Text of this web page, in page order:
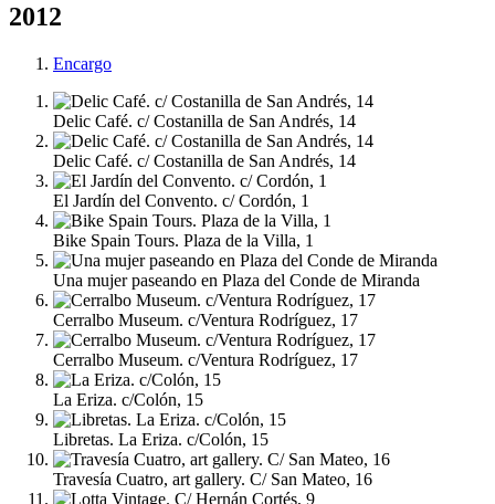
2012
Encargo
Delic Café. c/ Costanilla de San Andrés, 14
Delic Café. c/ Costanilla de San Andrés, 14
El Jardín del Convento. c/ Cordón, 1
Bike Spain Tours. Plaza de la Villa, 1
Una mujer paseando en Plaza del Conde de Miranda
Cerralbo Museum. c/Ventura Rodríguez, 17
Cerralbo Museum. c/Ventura Rodríguez, 17
La Eriza. c/Colón, 15
Libretas. La Eriza. c/Colón, 15
Travesía Cuatro, art gallery. C/ San Mateo, 16